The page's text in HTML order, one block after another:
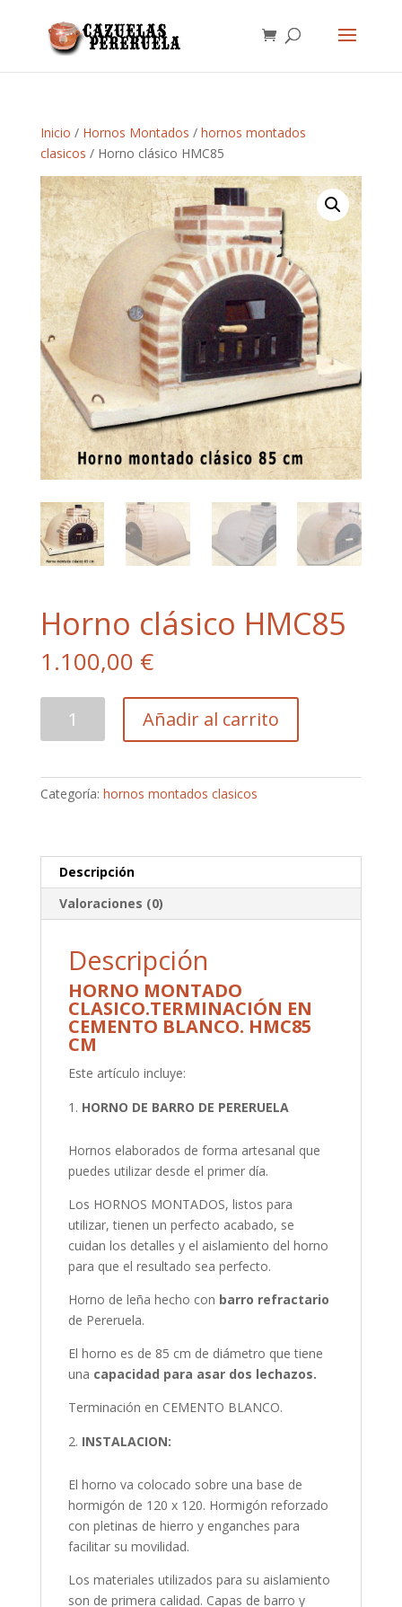
Inicio / Hornos Montados / hornos montados
clasicos / Horno clásico HMC85
Horno clásico HMC85
1.100,00 €
clásico
Añadir al carrito
Categoría: hornos montados clasicos
Descripción
Valoraciones (0)
Descripción
HORNO MONTADO
CLASICO.TERMINACIÓN EN
CEMENTO BLANCO. HMC85
CM
Este artículo incluye:
HORNO DE BARRO DE PERERUELA
Hornos elaborados de forma artesanal que
puedes utilizar desde el primer día.
Los HORNOS MONTADOS, listos para
utilizar, tienen un perfecto acabado, se
cuidan los detalles y el aislamiento del horno
para que el resultado sea perfecto.
Horno de leña hecho con barro refractario
de Pereruela.
El horno es de 85 cm de diámetro que tiene
una capacidad para asar dos lechazos.
Terminación en CEMENTO BLANCO.
INSTALACION:
El horno va colocado sobre una base de
hormigón de 120 x 120. Hormigón reforzado
con pletinas de hierro y enganches para
facilitar su movilidad.
Los materiales utilizados para su aislamiento
son de primera calidad. Capas de barro y